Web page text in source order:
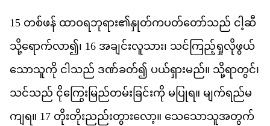
15 တစဖန ထဝရဘရား၏​နတကပတတသည င ဆ
သရကလာ၍၊ 16 အခငလသား၊ သင ကညရလဖယ
သသက င သည ဒဏခတ်၍ ပယရမည်။ သရတင်၊
သငသည ငက မညတမ ခငက မ ပရ။ မကရညမ
ကရ။ 17 တတညညတလော့။ သသသအတက